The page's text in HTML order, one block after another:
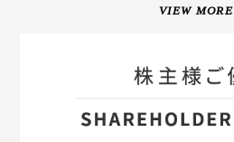
VIEW MORE